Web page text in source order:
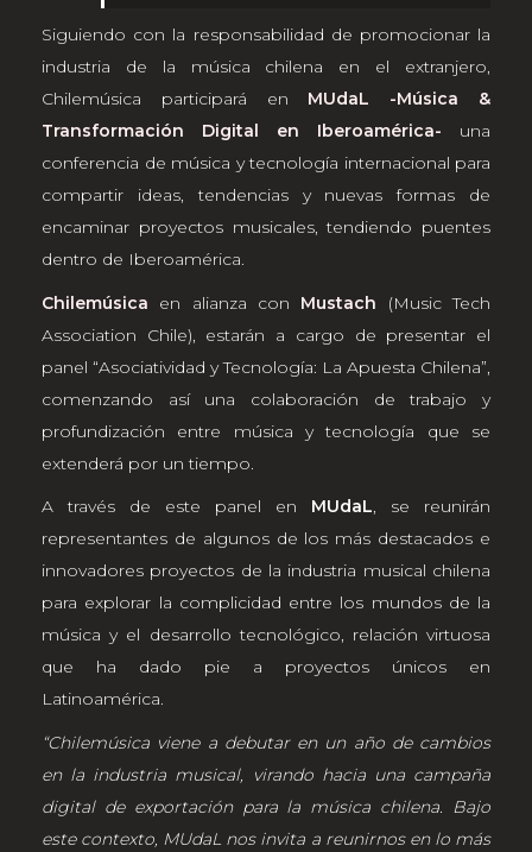
Siguiendo con la responsabilidad de promocionar la
industria de la música chilena en el extranjero,
Chilemúsica participará en MUdaL -Música &
Transformación Digital en Iberoamérica- una
conferencia de música y tecnología internacional para
compartir ideas, tendencias y nuevas formas de
encaminar proyectos musicales, tendiendo puentes
dentro de Iberoamérica.
Chilemúsica en alianza con Mustach
(Music Tech
Association Chile), estarán a cargo de presentar el
panel “Asociatividad y Tecnología: La Apuesta Chilena”,
comenzando así una colaboración de trabajo y
profundización entre música y tecnología que se
extenderá por un tiempo.
A través de este panel en MUdaL, se reunirán
representantes de algunos de los más destacados e
innovadores proyectos de la industria musical chilena
para explorar la complicidad entre los mundos de la
música y el desarrollo tecnológico, relación virtuosa
que ha dado pie a proyectos únicos en
Latinoamérica.
“Chilemúsica viene a debutar en un año de cambios
en la industria musical, virando hacia una campaña
digital de exportación para la música chilena. Bajo
este contexto, MUdaL nos invita a reunirnos en lo más